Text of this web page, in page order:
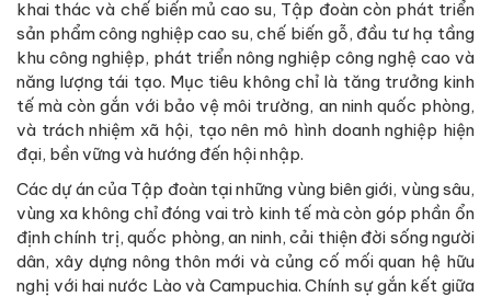
khai thác và chế biến mủ cao su, Tập đoàn còn phát triển
sản phẩm công nghiệp cao su, chế biến gỗ, đầu tư hạ tầng
khu công nghiệp, phát triển nông nghiệp công nghệ cao và
năng lượng tái tạo. Mục tiêu không chỉ là tăng trưởng kinh
tế mà còn gắn với bảo vệ môi trường, an ninh quốc phòng,
và trách nhiệm xã hội, tạo nên mô hình doanh nghiệp hiện
đại, bền vững và hướng đến hội nhập.
Các dự án của Tập đoàn tại những vùng biên giới, vùng sâu,
vùng xa không chỉ đóng vai trò kinh tế mà còn góp phần ổn
định chính trị, quốc phòng, an ninh, cải thiện đời sống người
dân, xây dựng nông thôn mới và củng cố mối quan hệ hữu
nghị với hai nước Lào và Campuchia. Chính sự gắn kết giữa